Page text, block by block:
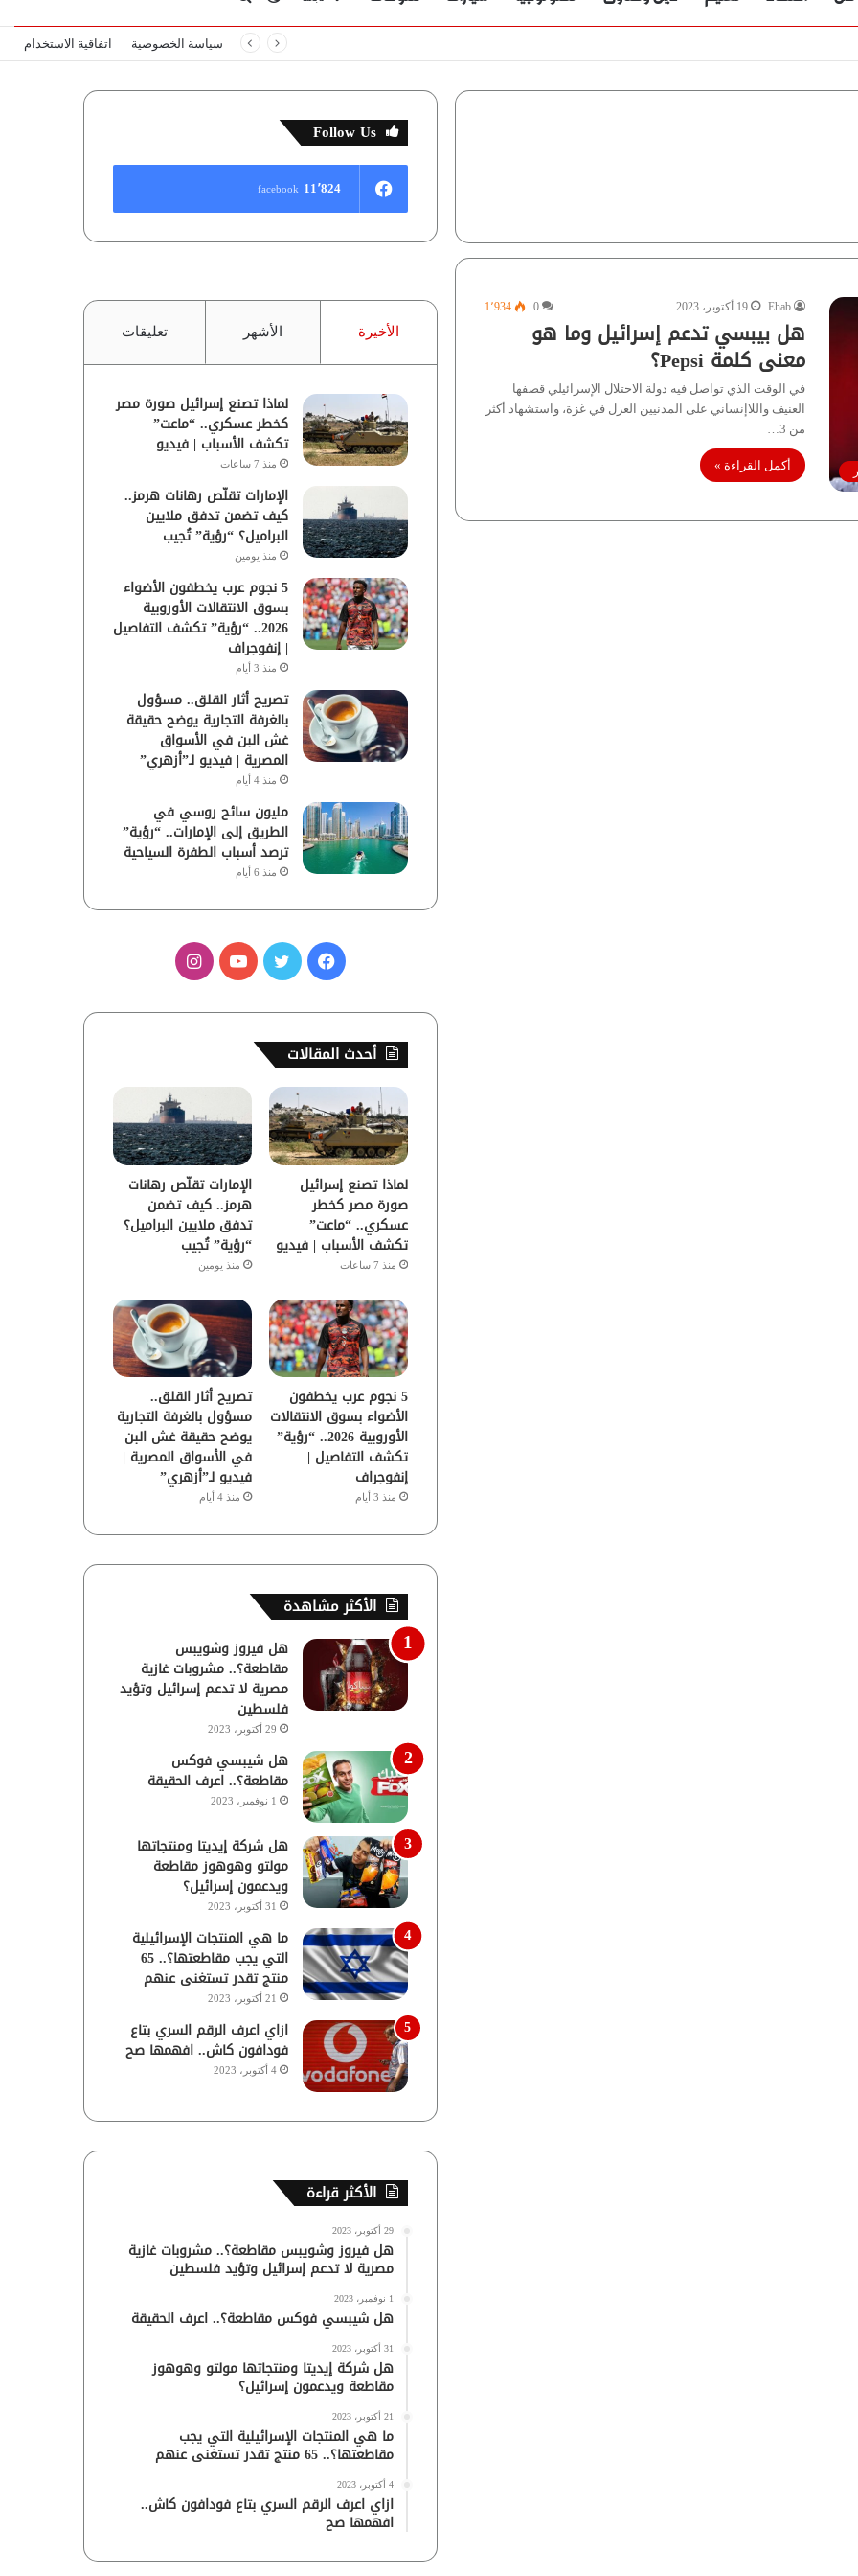
عنالمظلم
سياسة الخصوصية اتفاقية الاستخدام
Ehab 19 أكتوبر، 2023 0 1٬934
هل بيبسي تدعم إسرائيل وما هو
معنى كلمة Pepsi؟
في الوقت الذي تواصل فيه دولة الاحتلال الإسرائيلي قصفها
العنيف واللاإنساني على المدنيين العزل في غزة، واستشهاد أكثر
من 3…
أكمل القراءة »
Follow Us
11٬824 facebook
الأخيرة الأشهر تعليقات
لماذا تصنع إسرائيل صورة مصر
كخطر عسكري.. “ماعت”
تكشف الأسباب | فيديو
منذ 7 ساعات
الإمارات تقلّص رهانات هرمز..
كيف تضمن تدفق ملايين
البراميل؟ “رؤية” تُجيب
منذ يومين
5 نجوم عرب يخطفون الأضواء
بسوق الانتقالات الأوروبية
2026.. “رؤية” تكشف التفاصيل
| إنفوجراف
منذ 3 أيام
تصريح أثار القلق.. مسؤول
بالغرفة التجارية يوضح حقيقة
غش البن في الأسواق
المصرية | فيديو لـ”أزهري”
منذ 4 أيام
مليون سائح روسي في
الطريق إلى الإمارات.. “رؤية”
ترصد أسباب الطفرة السياحية
منذ 6 أيام
ف
س
و
ك
ي
ر
ب
ا
ق
ر
ا
م
أحدث المقالات
لماذا تصنع إسرائيل
صورة مصر كخطر
عسكري.. “ماعت”
تكشف الأسباب | فيديو
منذ 7 ساعات
الإمارات تقلّص رهانات
هرمز.. كيف تضمن
تدفق ملايين البراميل؟
“رؤية” تُجيب
منذ يومين
5 نجوم عرب يخطفون
الأضواء بسوق الانتقالات
الأوروبية 2026.. “رؤية”
تكشف التفاصيل |
إنفوجراف
منذ 3 أيام
تصريح أثار القلق..
مسؤول بالغرفة التجارية
يوضح حقيقة غش البن
في الأسواق المصرية |
فيديو لـ”أزهري”
منذ 4 أيام
الأكثر مشاهدة
هل فيروز وشويبس
مقاطعة؟.. مشروبات غازية
مصرية لا تدعم إسرائيل وتؤيد
فلسطين
29 أكتوبر، 2023
هل شيبسي فوكس
مقاطعة؟.. اعرف الحقيقة
1 نوفمبر، 2023
هل شركة إيديتا ومنتجاتها
مولتو وهوهوز مقاطعة
ويدعمون إسرائيل؟
31 أكتوبر، 2023
ما هي المنتجات الإسرائيلية
التي يجب مقاطعتها؟.. 65
منتج تقدر تستغنى عنهم
21 أكتوبر، 2023
ازاي اعرف الرقم السري بتاع
فودافون كاش.. افهمها صح
4 أكتوبر، 2023
الأكثر قراءة
29 أكتوبر، 2023
هل فيروز وشويبس مقاطعة؟.. مشروبات غازية
مصرية لا تدعم إسرائيل وتؤيد فلسطين
1 نوفمبر، 2023
هل شيبسي فوكس مقاطعة؟.. اعرف الحقيقة
31 أكتوبر، 2023
هل شركة إيديتا ومنتجاتها مولتو وهوهوز
مقاطعة ويدعمون إسرائيل؟
21 أكتوبر، 2023
ما هي المنتجات الإسرائيلية التي يجب
مقاطعتها؟.. 65 منتج تقدر تستغنى عنهم
4 أكتوبر، 2023
ازاي اعرف الرقم السري بتاع فودافون كاش..
افهمها صح